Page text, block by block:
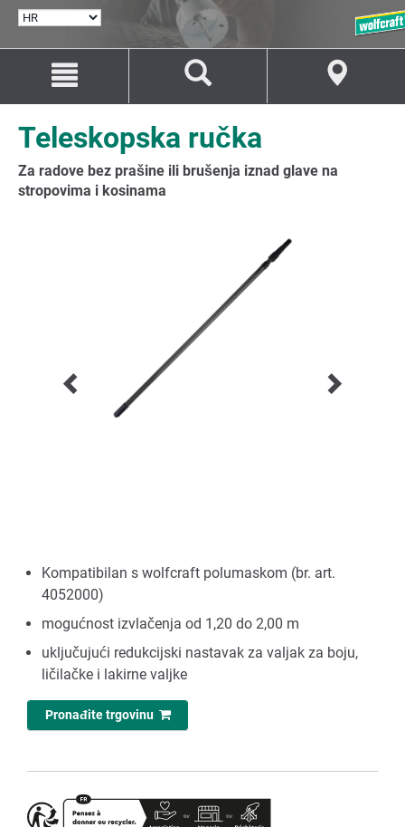
ODABERI
sadržaj
navigaciju
Teleskopska ručka
Za radove bez prašine ili brušenja iznad glave na
stropovima i kosinama
Kompatibilan s wolfcraft polumaskom (br. art.
4052000)
mogućnost izvlačenja od 1,20 do 2,00 m
uključujući redukcijski nastavak za valjak za boju,
ličilačke i lakirne valjke
Pronađite trgovinu